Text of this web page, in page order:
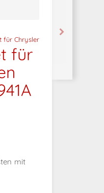
für Chrysler
für
mit